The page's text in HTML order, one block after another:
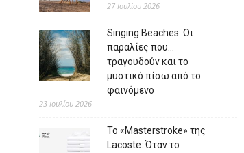
27 Ιουλίου 2026
Singing Beaches: Οι
παραλίες που…
τραγουδούν και το
μυστικό πίσω από το
φαινόμενο
23 Ιουλίου 2026
Το «Masterstroke» της
Lacoste: Όταν το